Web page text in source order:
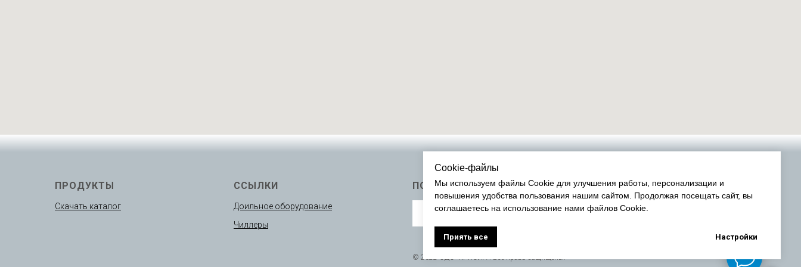
Cookie-файлы
Мы используем файлы Cookie для улучшения работы, персонализации и
повышения удобства пользования нашим сайтом. Продолжая посещать сайт, вы
соглашаетесь на использование нами файлов Cookie.
Приять все Настройки
ПРОДУКТЫ
Скачать каталог
ССЫЛКИ
Доильное оборудование
Чиллеры
ПОДПИСАТЬСЯ
© 2022 ОДО “КРИОЛА”. Все права защищены.